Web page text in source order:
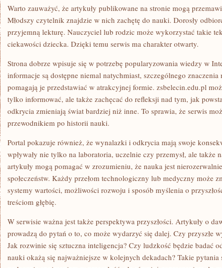
Warto zauważyć, że artykuły publikowane na stronie mogą
Młodszy czytelnik znajdzie w nich zachętę do nauki. Dorosły
przyjemną lekturę. Nauczyciel lub rodzic może wykorzystać takie
ciekawości dziecka. Dzięki temu serwis ma charakter otwarty.
Strona dobrze wpisuje się w potrzebę popularyzowania wiedzy w
informacje są dostępne niemal natychmiast, szczególnego
pomagają je przedstawiać w atrakcyjnej formie. zsbelecin.edu.pl
tylko informować, ale także zachęcać do refleksji nad tym, jak
odkrycia zmieniają świat bardziej niż inne. To sprawia, że serwis
przewodnikiem po historii nauki.
Portal pokazuje również, że wynalazki i odkrycia mają swoje
wpływały nie tylko na laboratoria, uczelnie czy przemysł, ale także
artykuły mogą pomagać w zrozumieniu, że nauka jest
społeczeństw. Każdy przełom technologiczny lub medyczny może
systemy wartości, możliwości rozwoju i sposób myślenia o
treściom głębię.
W serwisie ważna jest także perspektywa przyszłości. Artykuły o
prowadzą do pytań o to, co może wydarzyć się dalej. Czy przyszłe
Jak rozwinie się sztuczna inteligencja? Czy ludzkość będzie badać
nauki okażą się najważniejsze w kolejnych dekadach? Takie pytania